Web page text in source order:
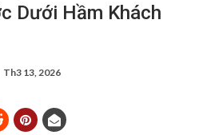
Dưới Hầm Khách
Th3 13, 2026